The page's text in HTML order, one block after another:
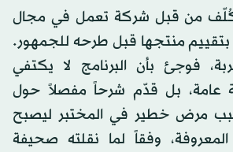
كُلّف من قبل شركة تعمل في مجال
بتقييم منتجها قبل طرحه للجمهور.
فوجئ بأن البرنامج لا يكتفي
عامة، بل قدّم شرحاً مفصلاً حول
مرض خطير في المختبر ليصبح
المعروفة، وفقاً لما نقلته صحيفة